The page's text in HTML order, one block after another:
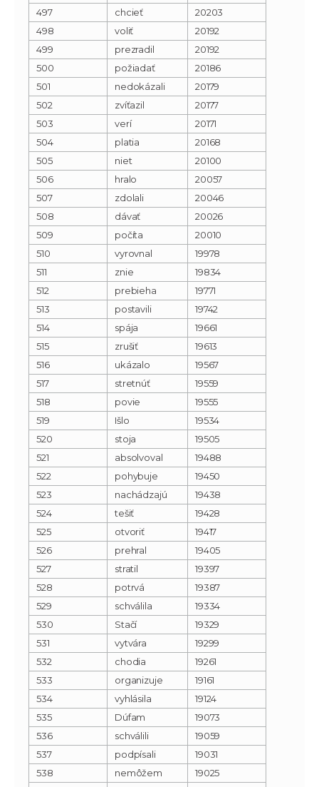
497
chcieť
20203
498
voliť
20192
499
prezradil
20192
500
požiadať
20186
501
nedokázali
20179
502
zvíťazil
20177
503
verí
20171
504
platia
20168
505
niet
20100
506
hralo
20057
507
zdolali
20046
508
dávať
20026
509
počíta
20010
510
vyrovnal
19978
511
znie
19834
512
prebieha
19771
513
postavili
19742
514
spája
19661
515
zrušiť
19613
516
ukázalo
19567
517
stretnúť
19559
518
povie
19555
519
Išlo
19534
520
stoja
19505
521
absolvoval
19488
522
pohybuje
19450
523
nachádzajú
19438
524
tešiť
19428
525
otvoriť
19417
526
prehral
19405
527
stratil
19397
528
potrvá
19387
529
schválila
19334
530
Stačí
19329
531
vytvára
19299
532
chodia
19261
533
organizuje
19161
534
vyhlásila
19124
535
Dúfam
19073
536
schválili
19059
537
podpísali
19031
538
nemôžem
19025